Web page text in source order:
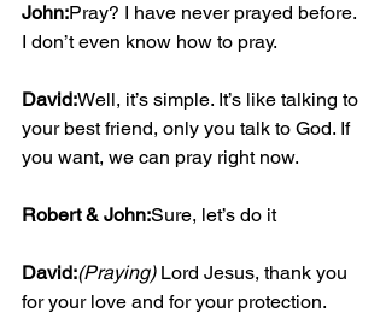
John:Pray? I have never prayed before.
I don’t even know how to pray.
David:Well, it’s simple. It’s like talking to
your best friend, only you talk to God. If
you want, we can pray right now.
Robert & John:Sure, let’s do it
David:(Praying) Lord Jesus, thank you
for your love and for your protection.